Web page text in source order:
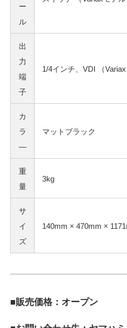
ー
ル
出
力
端
子
1/4インチ、VDI （Variax
カ
ラ
―
マットブラック
重
量
3kg
サ
イ
ズ
140mm × 470mm ×
■販売価格：オープン